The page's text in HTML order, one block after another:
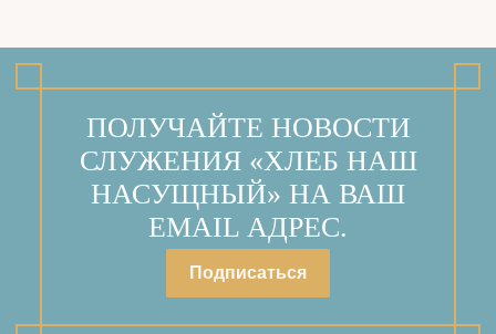
ПОЛУЧАЙТЕ НОВОСТИ
СЛУЖЕНИЯ «ХЛЕБ НАШ
НАСУЩНЫЙ» НА ВАШ
EMAIL АДРЕС.
Подписаться